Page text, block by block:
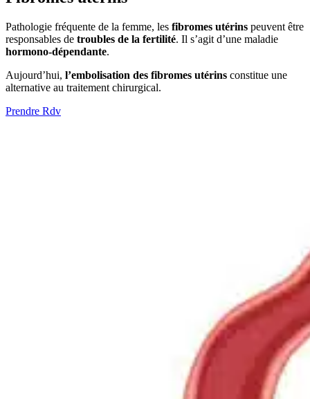
Pathologie fréquente de la femme, les fibromes utérins peuvent être
responsables de troubles de la fertilité. Il s’agit d’une maladie
hormono-dépendante.
Aujourd’hui, l’embolisation des fibromes utérins constitue une
alternative au traitement chirurgical.
Prendre Rdv